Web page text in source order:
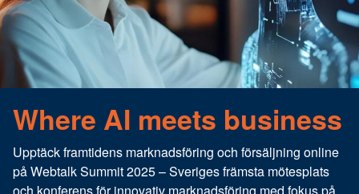
Where AI meets business
Upptäck framtidens marknadsföring och försäljning online
på Webtalk Summit 2025 – Sveriges främsta mötesplats